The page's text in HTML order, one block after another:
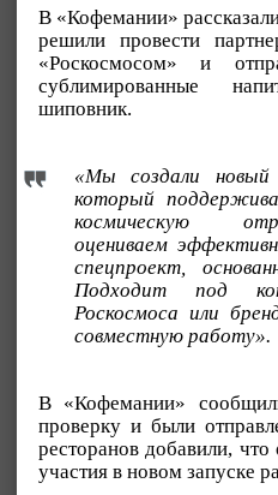
В «Кофемании»
решили провести
«Роскосмосом» и
сублимированные
шиповник.
«Мы создали новый
который
космическую
оцениваем
спецпроект,
Подходит под
Роскосмоса или
совместную работу».
В «Кофемании»
проверку и были
ресторанов добавили,
участия в новом запуске